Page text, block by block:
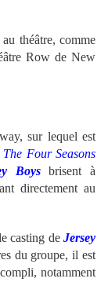
théâtre, comme
Row de New
sur lequel est
The Four Seasons
Boysbrisent à
directement au
casting deJersey
du groupe, il est
notamment